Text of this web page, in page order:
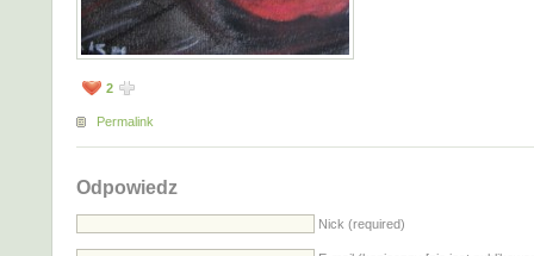
2
Permalink
Odpowiedz
Nick (required)